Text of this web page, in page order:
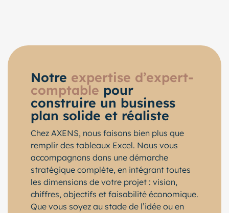
Notre expertise d’expert-
comptable pour
construire un business
plan solide et réaliste
Chez AXENS, nous faisons bien plus que
remplir des tableaux Excel. Nous vous
accompagnons dans une démarche
stratégique complète, en intégrant toutes
les dimensions de votre projet : vision,
chiffres, objectifs et faisabilité économique.
Que vous soyez au stade de l’idée ou en